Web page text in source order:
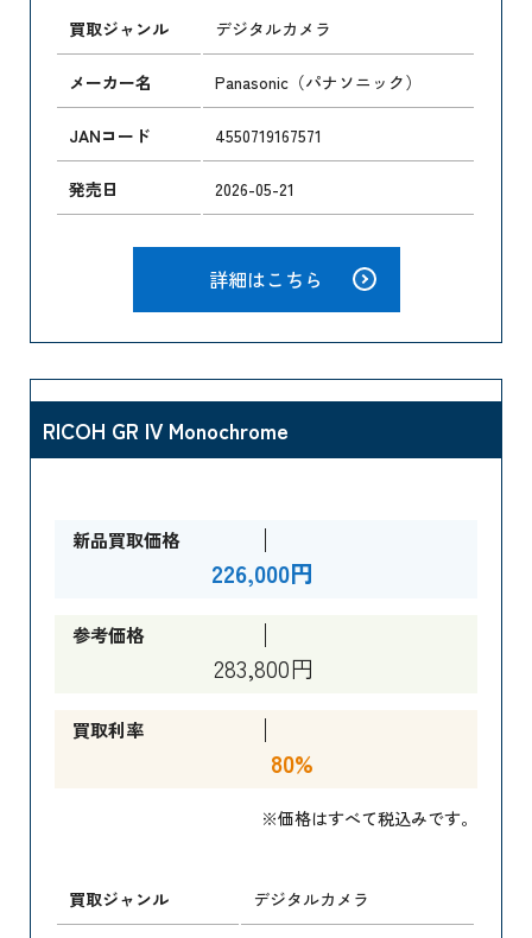
買取ジャンル デジタルカメラ
メーカー名 Panasonic（パナソニック）
JANコード 4550719167571
発売日 2026-05-21
詳細はこちら
RICOH GR IV Monochrome
新品買取価格
226,000円
参考価格
283,800円
買取利率
80%
※価格はすべて税込みです。
買取ジャンル デジタルカメラ